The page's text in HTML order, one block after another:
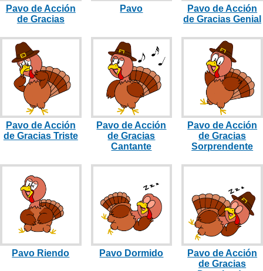
Pavo de Acción
de Gracias
Pavo
Pavo de Acción
de Gracias Genial
Pavo de Acción
de Gracias Triste
Pavo de Acción
de Gracias
Cantante
Pavo de Acción
de Gracias
Sorprendente
Pavo Riendo Pavo Dormido
Pavo de Acción
de Gracias